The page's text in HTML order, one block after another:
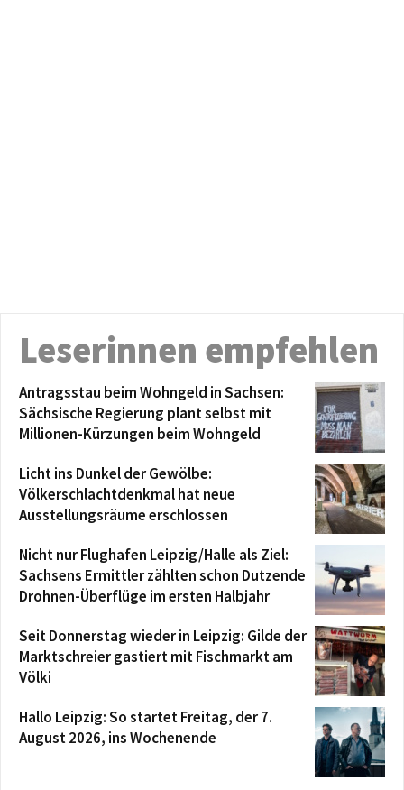
Leserinnen empfehlen
Antragsstau beim Wohngeld in Sachsen:
Sächsische Regierung plant selbst mit
Millionen-Kürzungen beim Wohngeld
Licht ins Dunkel der Gewölbe:
Völkerschlachtdenkmal hat neue
Ausstellungsräume erschlossen
Nicht nur Flughafen Leipzig/Halle als Ziel:
Sachsens Ermittler zählten schon Dutzende
Drohnen-Überflüge im ersten Halbjahr
Seit Donnerstag wieder in Leipzig: Gilde der
Marktschreier gastiert mit Fischmarkt am
Völki
Hallo Leipzig: So startet Freitag, der 7.
August 2026, ins Wochenende